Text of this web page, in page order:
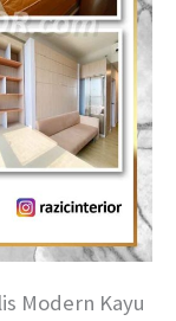
Modern Kayu